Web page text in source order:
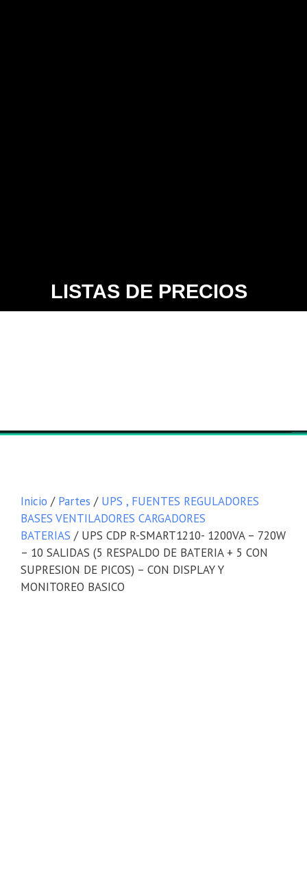
LISTAS DE PRECIOS
Inicio / Partes / UPS , FUENTES REGULADORES
BASES VENTILADORES CARGADORES
BATERIAS / UPS CDP R-SMART1210- 1200VA – 720W
– 10 SALIDAS (5 RESPALDO DE BATERIA + 5 CON
SUPRESION DE PICOS) – CON DISPLAY Y
MONITOREO BASICO